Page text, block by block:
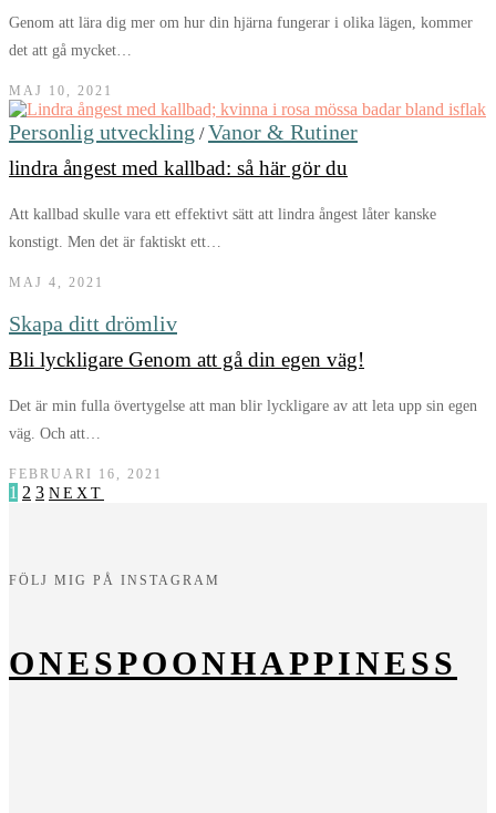
Genom att lära dig mer om hur din hjärna fungerar i olika lägen, kommer
det att gå mycket…
MAJ 10, 2021
Personlig utveckling / Vanor & Rutiner
lindra ångest med kallbad: så här gör du
Att kallbad skulle vara ett effektivt sätt att lindra ångest låter kanske
konstigt. Men det är faktiskt ett…
MAJ 4, 2021
Skapa ditt drömliv
Bli lyckligare Genom att gå din egen väg!
Det är min fulla övertygelse att man blir lyckligare av att leta upp sin egen
väg. Och att…
FEBRUARI 16, 2021
1 2 3 NEXT
FÖLJ MIG PÅ INSTAGRAM
ONESPOONHAPPINESS